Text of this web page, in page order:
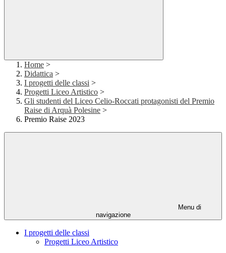
Home >
Didattica >
I progetti delle classi >
Progetti Liceo Artistico >
Gli studenti del Liceo Celio-Roccati protagonisti del Premio
Raise di Arquà Polesine >
Premio Raise 2023
Menu di
navigazione
I progetti delle classi
Progetti Liceo Artistico